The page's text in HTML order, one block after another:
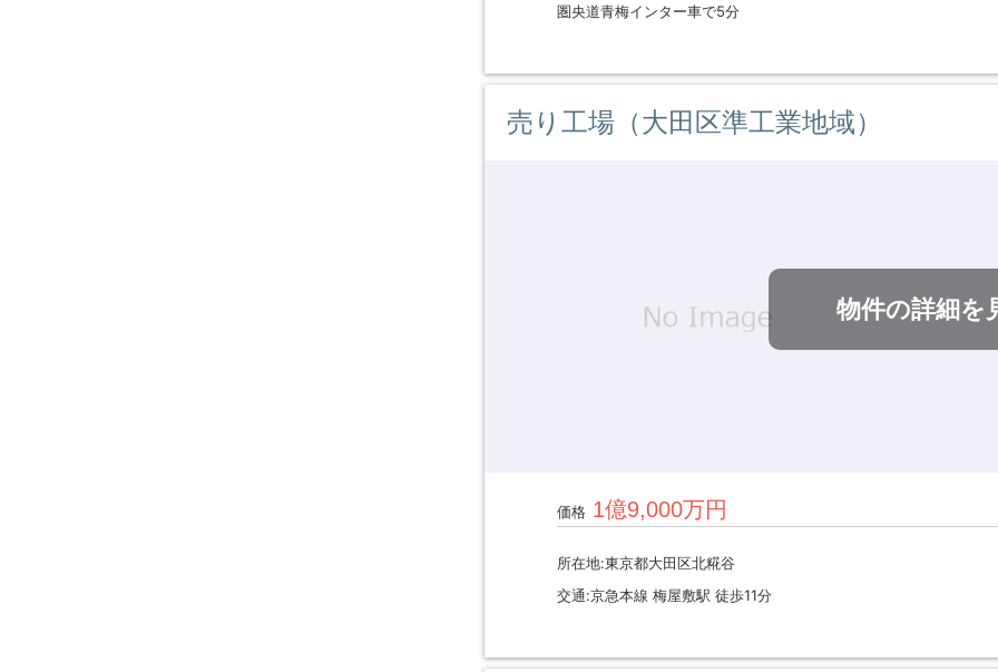
圏央道青梅インター車で5分
売り工場（大田区準工業地域）
物件の詳細を
価格1億9,000万円
所在地:東京都大田区北糀谷
交通:京急本線 梅屋敷駅 徒歩11分